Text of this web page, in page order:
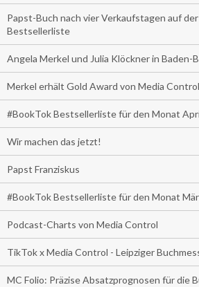
Papst-Buch nach vier Verkaufstagen auf der
Bestsellerliste
Angela Merkel und Julia Klöckner in Baden-
Merkel erhält Gold Award von Media Control
#BookTok Bestsellerliste für den Monat
Wir machen das jetzt!
Papst Franziskus
#BookTok Bestsellerliste für den Monat
Podcast-Charts von Media Control
TikTok x Media Control - Leipziger
MC Folio: Präzise Absatzprognosen für die